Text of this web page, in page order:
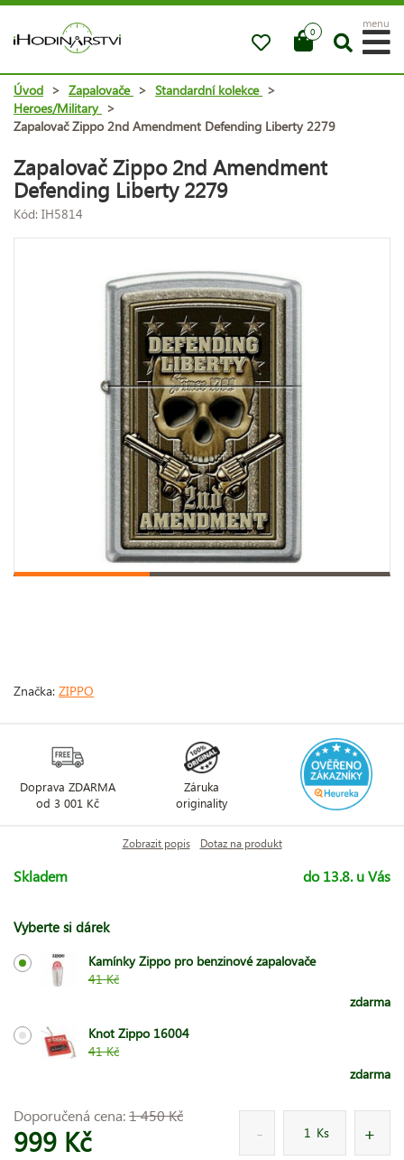
0
menu
Úvod > Zapalovače > Standardní kolekce >
Heroes/Military >
Zapalovač Zippo 2nd Amendment Defending Liberty 2279
Zapalovač Zippo 2nd Amendment
Defending Liberty 2279
Kód: IH5814
Značka: ZIPPO
Doprava ZDARMA
od 3 001 Kč
Záruka
originality
Zobrazit popis Dotaz na produkt
Skladem do 13.8. u Vás
Vyberte si dárek
Kamínky Zippo pro benzinové zapalovače
41 Kč
zdarma
Knot Zippo 16004
41 Kč
zdarma
Doporučená cena:1 450 Kč
999 Kč Ks